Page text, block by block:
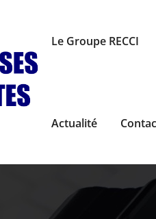
Le Groupe RECCI
Actualité